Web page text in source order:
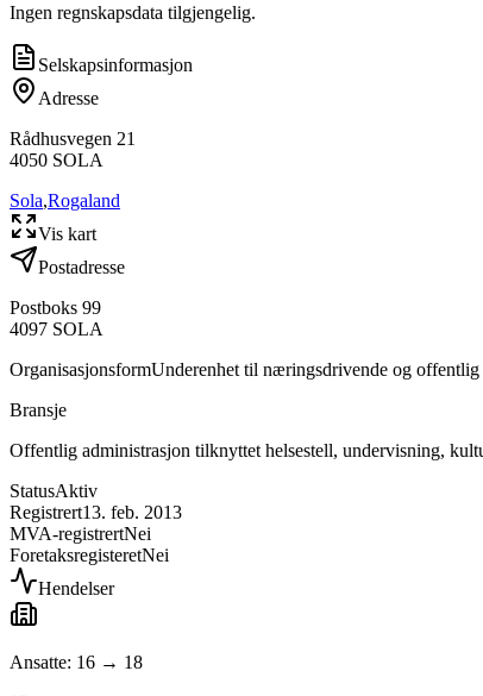
Ingen regnskapsdata tilgjengelig.
Selskapsinformasjon
Adresse
Rådhusvegen 21
4050 SOLA
Sola,Rogaland
Vis kart
Postadresse
Postboks 99
4097 SOLA
OrganisasjonsformUnderenhet til næringsdrivende og
Bransje
Offentlig administrasjon tilknyttet helsestell, undervisning,
StatusAktiv
Registrert13. feb. 2013
MVA-registrertNei
ForetaksregisteretNei
Hendelser
Ansatte: 16 → 18